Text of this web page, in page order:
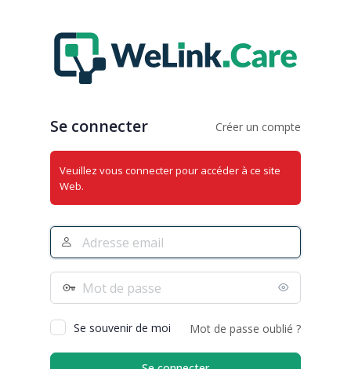
connecter
Se connecter Créer un compte
Veuillez vous connecter pour accéder à ce site
Web.
Adresse
Mot
Se souvenir de moi
Mot de passe oublié ?